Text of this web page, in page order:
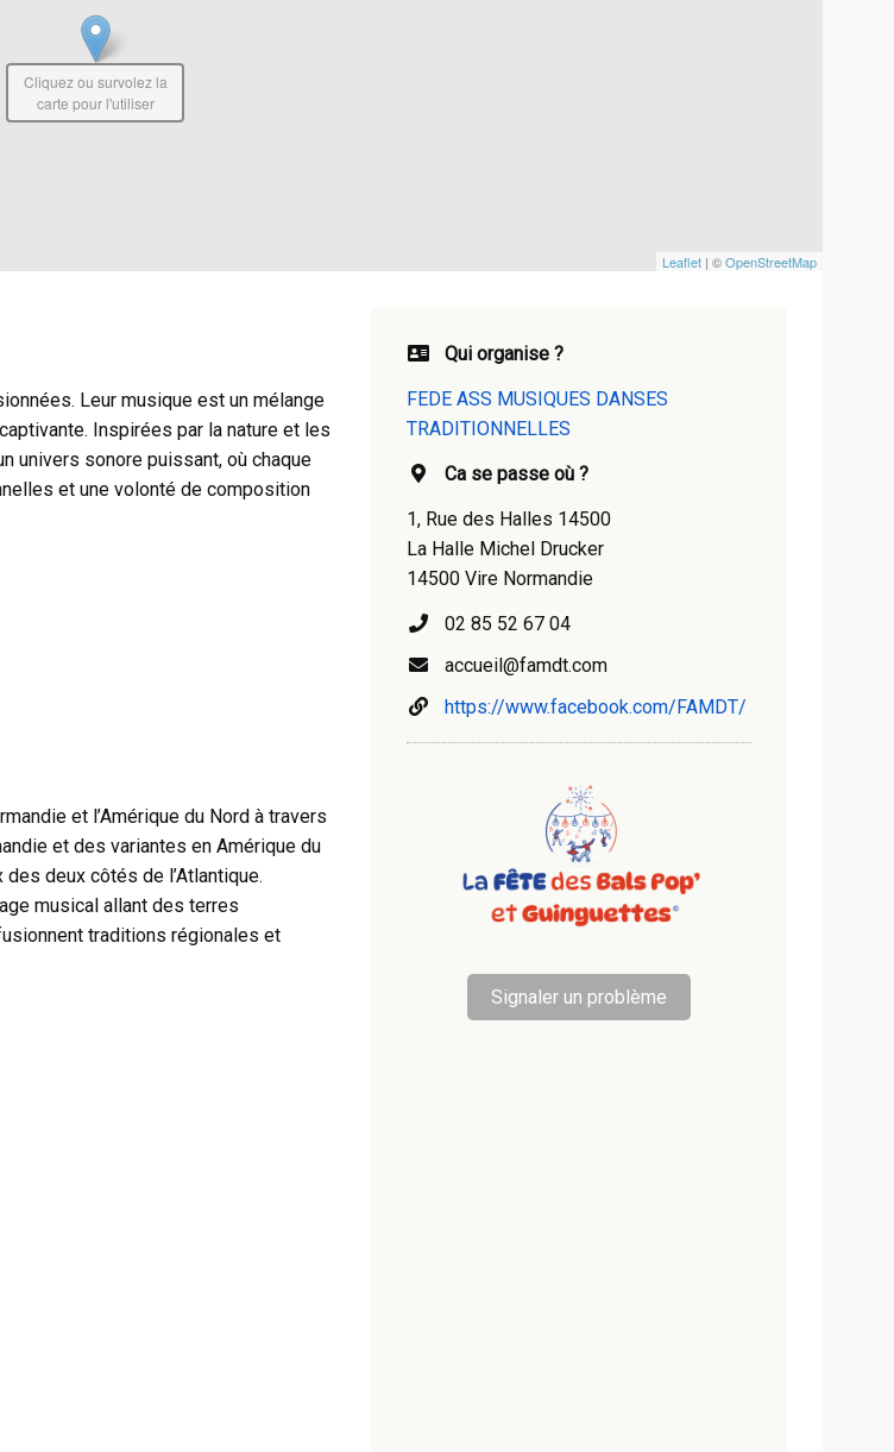
Leaflet | ©OpenStreetMap
Cliquez ou survolez la
carte pour l'utiliser
Leur musique est un mélange
Inspirées par la nature et les
univers sonore puissant, où chaque
et une volonté de composition
et l’Amérique du Nord à travers
et des variantes en Amérique du
deux côtés de l’Atlantique.
musical allant des terres
traditions régionales et
Qui organise ?
FEDE ASS MUSIQUES DANSES
TRADITIONNELLES
Ca se passe où ?
1, Rue des Halles 14500
La Halle Michel Drucker
14500 Vire Normandie
02 85 52 67 04
accueil@famdt.com
https://www.facebook.com/FAMDT/
Signaler un problème